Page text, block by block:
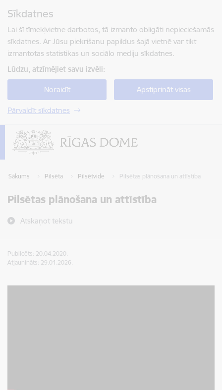
Sīkdatnes
Lai šī tīmekļvietne darbotos, tā izmanto obligāti nepieciešamās
sīkdatnes. Ar Jūsu piekrišanu papildus šajā vietnē var tikt
izmantotas statistikas un sociālo mediju sīkdatnes.
Lūdzu, atzīmējiet savu izvēli:
Noraidīt Apstiprināt visas
Pārvaldīt sīkdatnes
Sākums Pilsēta Pilsētvide Pilsētas plānošana un attīstība
Pilsētas plānošana un attīstība
Atskaņot tekstu
Publicēts: 20.04.2020.
Atjaunināts: 29.01.2026.